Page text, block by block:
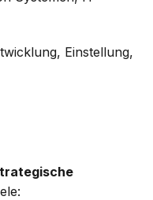
Einstellung,